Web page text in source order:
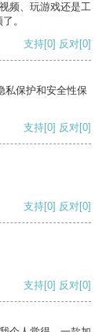
频、玩游戏还是工
。
支持[0] 反对[0]
私保护和安全性保
支持[0] 反对[0]
支持[0] 反对[0]
支持[0] 反对[0]